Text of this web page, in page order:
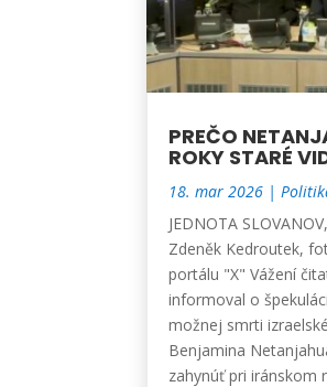
PREČO
ROKY STARÉ
18. mar 2026 |
JEDNOTA
Zdeněk Kedroutek,
portálu "X" Vážení
informoval o
možnej smrti
Benjamina
zahynúť pri iránskom